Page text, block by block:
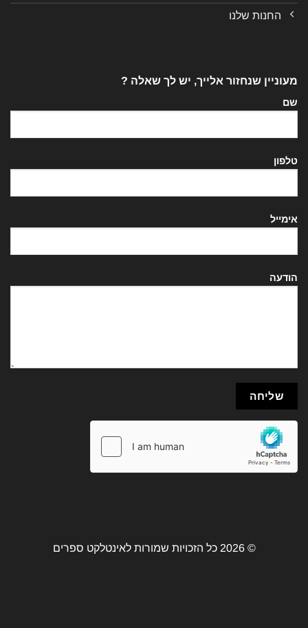
החנות שלנו
מעוניין שנחזור אלייך, יש לך שאלה ?
שם
טלפון
אימייל
הודעה
© 2026 כל הזכויות שמורות לאינטלקט ספרים